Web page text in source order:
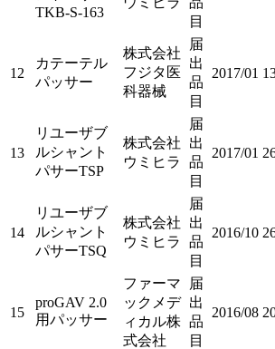
TKB-S-163
目
12
カテーテル
パッサー
株式会社
フジタ医
科器械
届
出
品
目
2017/01
13
リユーザブ
ルシャント
パサーTSP
株式会社
ウミヒラ
届
出
品
目
2017/01
14
リユーザブ
ルシャント
パサーTSQ
株式会社
ウミヒラ
届
出
品
目
2016/10
15
proGAV 2.0
用パッサー
ファーマ
ックメデ
ィカル株
式会社
届
出
品
目
2016/08